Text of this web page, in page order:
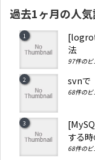
過去1ヶ月の人
法
97件のビ
svnで
68件のビ
する
68件のビ